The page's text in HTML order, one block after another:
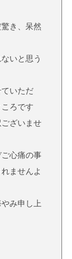
き、呆然
いと思う
いただ
ろです
ざいませ
心痛の事
ませんよ
み申し上